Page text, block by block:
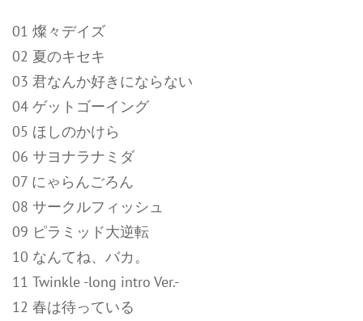
01 燦々デイズ
02 夏のキセキ
03 君なんか好きにならない
04 ゲットゴーイング
05 ほしのかけら
06 サヨナラナミダ
07 にゃらんごろん
08 サークルフィッシュ
09 ピラミッド大逆転
10 なんてね、バカ。
11 Twinkle -long intro Ver.-
12 春は待っている